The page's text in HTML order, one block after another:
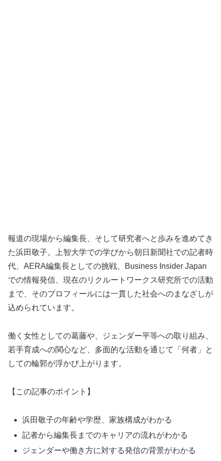
報道の現場から編集長、そして研究者へと歩みを進めてき
た浜田敬子。上智大学での学びから朝日新聞社での記者時
代、AERA編集長としての挑戦、Business Insider Japan
での情報発信、現在のリクルートワークス研究所での活動
まで、そのプロフィールには一貫した社会へのまなざしが
込められています。
働く女性としての葛藤や、ジェンダー平等への取り組み、
若手育成への関心など、多面的な活動を通じて「何者」と
しての輪郭が浮かび上がります。
【この記事のポイント】
浜田敬子の年齢や学歴、家族構成がわかる
記者から編集長までのキャリアの流れがわかる
ジェンダーや働き方に対する発信の背景がわかる